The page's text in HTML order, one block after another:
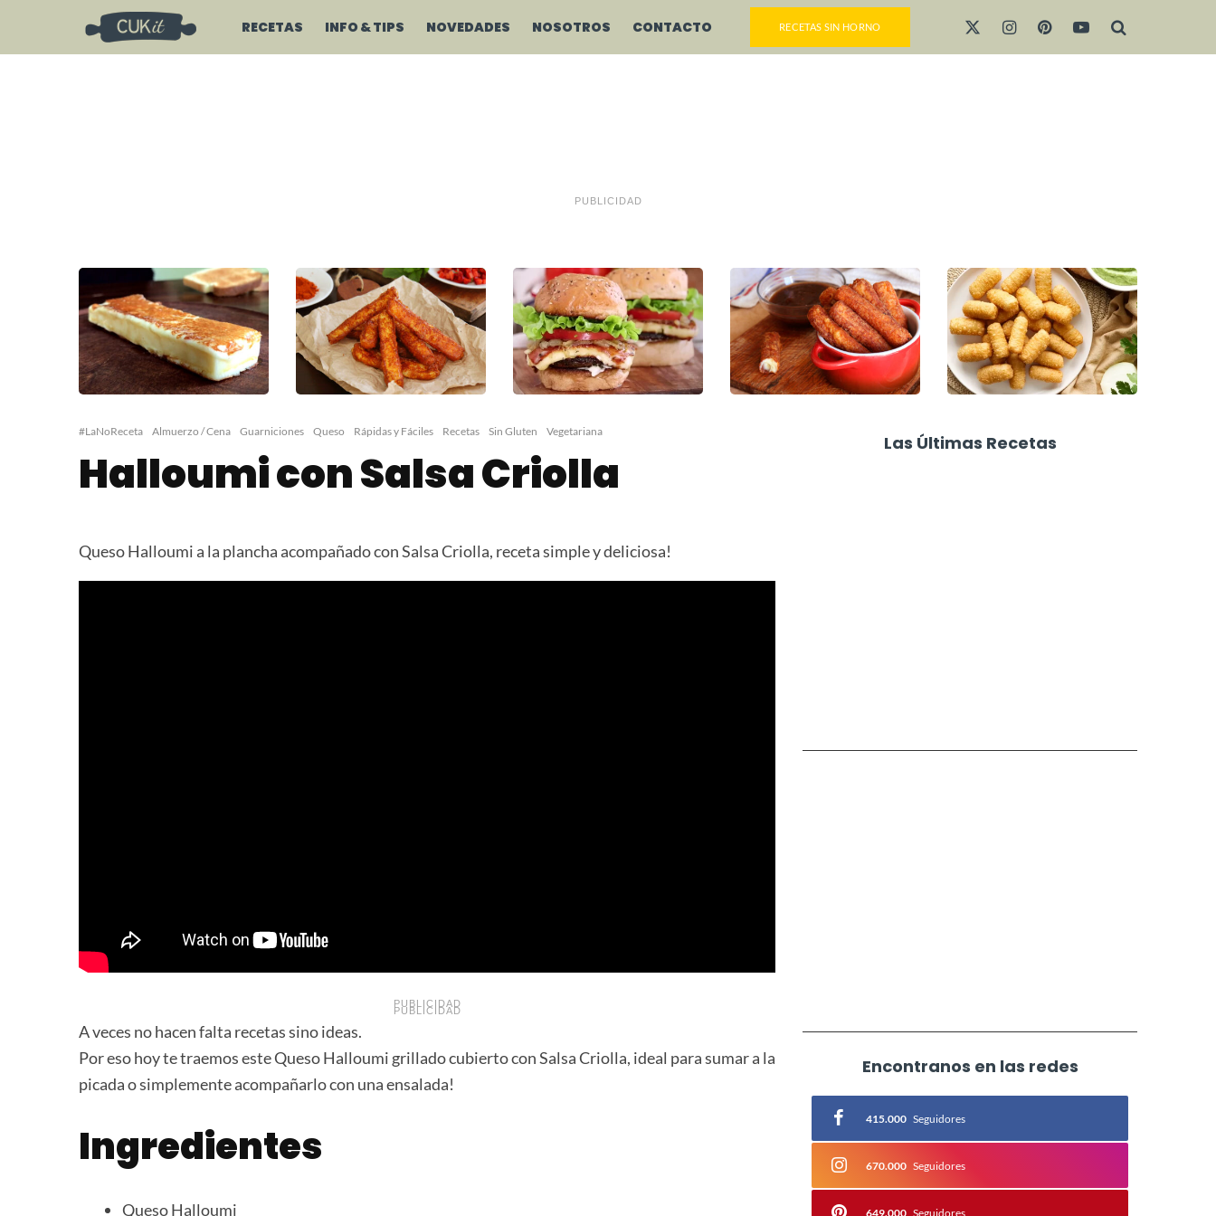
RECETAS INFO & TIPS NOVEDADES NOSOTROS CONTACTO RECETAS SIN HORNO
PUBLICIDAD
Halloumi
#LaNoReceta Almuerzo / Cena Guarniciones Queso Rápidas y Fáciles Recetas Sin Gluten Vegetariana
Halloumi con Salsa Criolla
Queso Halloumi a la plancha acompañado con Salsa Criolla, receta simple y deliciosa!
PUBLICIDAD
PUBLICIDAD
A veces no hacen falta recetas sino ideas.
Por eso hoy te traemos este Queso Halloumi grillado cubierto con Salsa Criolla, ideal para sumar a la
picada o simplemente acompañarlo con una ensalada!
Ingredientes
Queso Halloumi
Las Últimas Recetas
Encontranos en las redes
415.000 Seguidores
670.000 Seguidores
649.000 Seguidores